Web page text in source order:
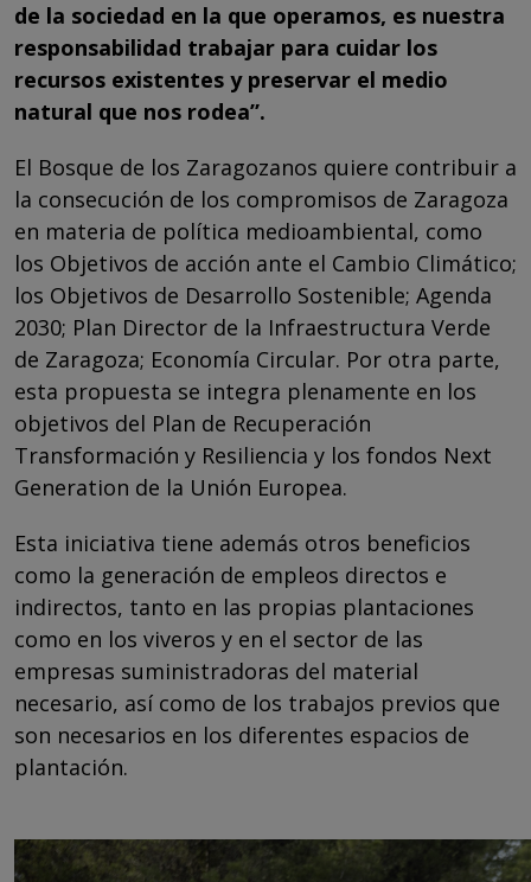
de la sociedad en la que operamos, es nuestra
responsabilidad trabajar para cuidar los
recursos existentes y preservar el medio
natural que nos rodea”.
El Bosque de los Zaragozanos quiere contribuir a
la consecución de los compromisos de Zaragoza
en materia de política medioambiental, como
los Objetivos de acción ante el Cambio Climático;
los Objetivos de Desarrollo Sostenible; Agenda
2030; Plan Director de la Infraestructura Verde
de Zaragoza; Economía Circular. Por otra parte,
esta propuesta se integra plenamente en los
objetivos del Plan de Recuperación
Transformación y Resiliencia y los fondos Next
Generation de la Unión Europea.
Esta iniciativa tiene además otros beneficios
como la generación de empleos directos e
indirectos, tanto en las propias plantaciones
como en los viveros y en el sector de las
empresas suministradoras del material
necesario, así como de los trabajos previos que
son necesarios en los diferentes espacios de
plantación.